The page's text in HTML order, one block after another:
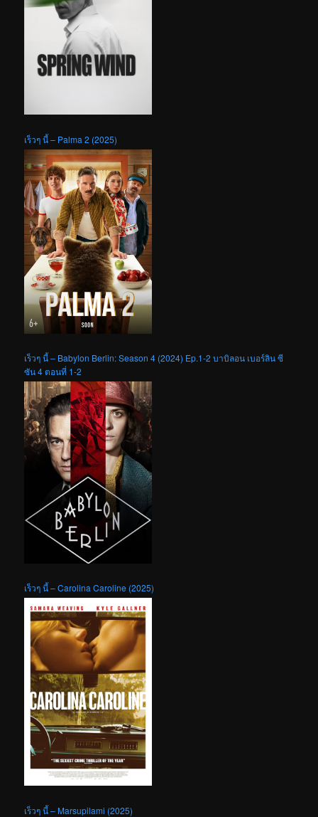
เร็วๆ นี้ – Palma 2 (2025)
เร็วๆ นี้ – Babylon Berlin: Season 4 (2024) Ep.1-2 บาบิลอน เบอร์ลิน ซี
ซัน 4 ตอนที่ 1-2
เร็วๆ นี้ – Carolina Caroline (2025)
เร็วๆ นี้ – Marsupilami (2025)